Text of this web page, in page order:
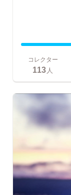
コレクター
113 人